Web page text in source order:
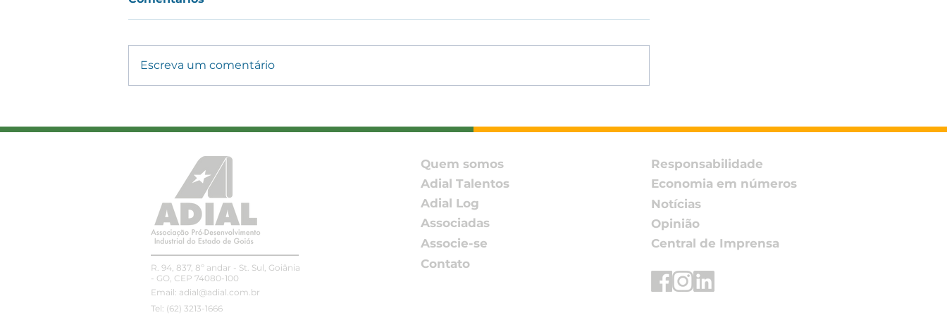
transporte rodoviário de
sobre piso mínimo e CIOT
com associada e
Encontro DH&E Brasil
Pacto Global da ONU –
Rede Brasil
Escreva um comentário
R. 94, 837, 8º andar - St. Sul, Goiânia
- GO, CEP 74080-100
Email: adial@adial.com.br
Tel: (62) 3213-1666
Quem somos
Adial Talentos
Adial Log
Associadas
Associe-se
Contato
Responsabilidade
Economia em números
Notícias
Opinião
Central de Imprensa